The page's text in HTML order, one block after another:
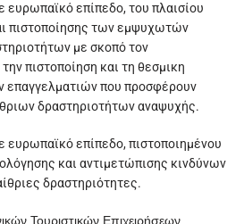
ευρωπαϊκό επίπεδο, του πλαισίου
πιστοποίησης των εμψυχωτών
με σκοπό τον
πιστοποίηση και τη θεσμικη
επαγγελματιών που προσφέρουν
δραστηριοτήτων αναψυχής.
ευρωπαϊκό επίπεδο, πιστοποιημένου
και αντιμετώπισης κινδύνων
δραστηριότητες.
Τουριστικών Επιχειρήσεων